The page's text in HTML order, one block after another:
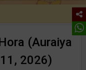
(Auraiya
2026)